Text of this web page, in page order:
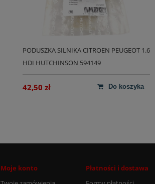
PODUSZKA SILNIKA CITROEN PEUGEOT 1.6
HDI HUTCHINSON 594149
42,50 zł do koszyka
Moje konto
Płatności i dostawa